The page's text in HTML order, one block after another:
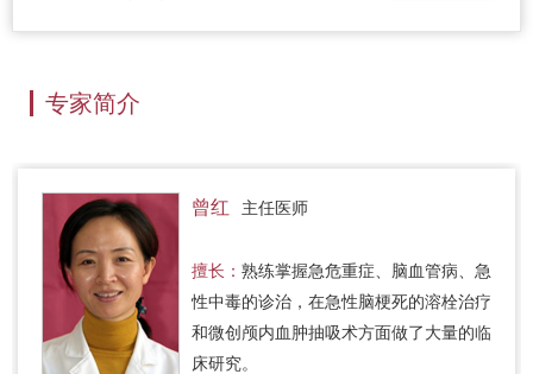
专家简介
曾红 主任医师
擅长： 熟练掌握急危重症、脑血管病、急
性中毒的诊治，在急性脑梗死的溶栓治疗
和微创颅内血肿抽吸术方面做了大量的临
床研究。